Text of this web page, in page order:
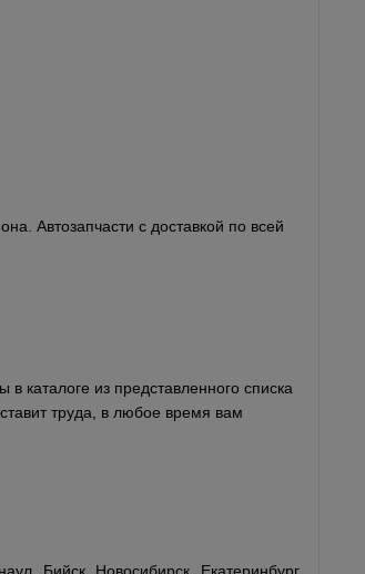
Автозапчасти с доставкой по всей
каталоге из представленного списка
труда, в любое время вам